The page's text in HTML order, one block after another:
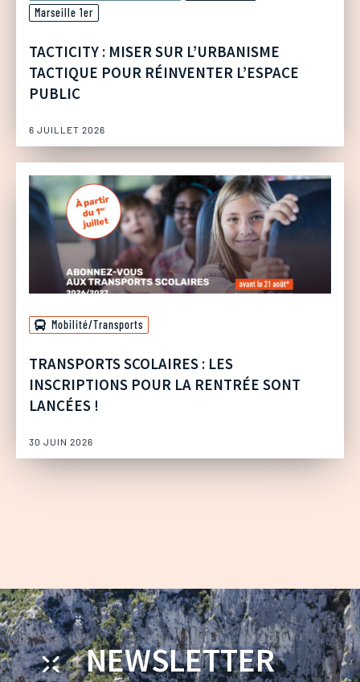
Marseille 1er
TACTICITY : MISER SUR L’URBANISME
TACTIQUE POUR RÉINVENTER L’ESPACE
PUBLIC
6 JUILLET 2026
Mobilité/Transports
TRANSPORTS SCOLAIRES : LES
INSCRIPTIONS POUR LA RENTRÉE SONT
LANCÉES !
30 JUIN 2026
NEWSLETTER